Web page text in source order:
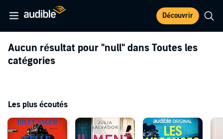
Découvrir
Aucun résultat pour "null" dans Toutes les
catégories
Les plus écoutés